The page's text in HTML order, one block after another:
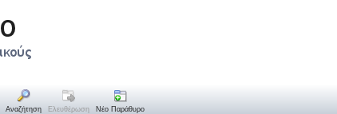
Αναζήτηση Ελευθέρωση Νέο Παράθυρο